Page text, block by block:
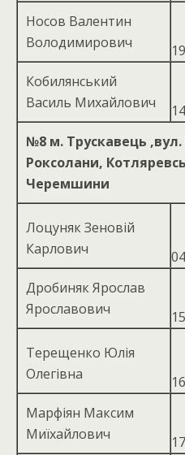
Носов Валентин
Володимирович
Кобилянський
Василь Михайлович
№8 м. Трускавець
Роксолани,
Черемшини
Лоцуняк Зеновій
Карлович
Дробиняк Ярослав
Ярославович
Терещенко Юлія
Олегівна
Марфіян Максим
Миїхайлович